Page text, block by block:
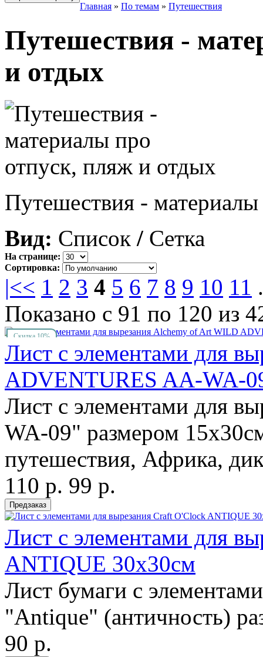
Главная » По темам » Путешествия
Путешествия -
и отдых
Путешествия -
Вид: Список / Сетка
На странице:
Сортировка:
|<< 1 2 3 4 5 6 7 8 9 10 11
Показано с 91 по 120 из
Скидка 10%
Лист с элементами для
ADVENTURES AA-WA-
Лист с элементами для
WA-09" размером
путешествия, Африка,
110 р. 99 р.
Лист с элементами для
ANTIQUE 30х30см
Лист бумаги с
"Antique" (античность)
90 р.